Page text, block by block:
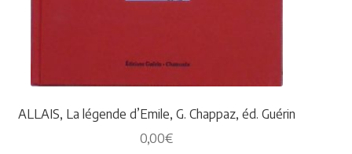
ALLAIS, La légende d’Emile, G. Chappaz, éd. Guérin
0,00€